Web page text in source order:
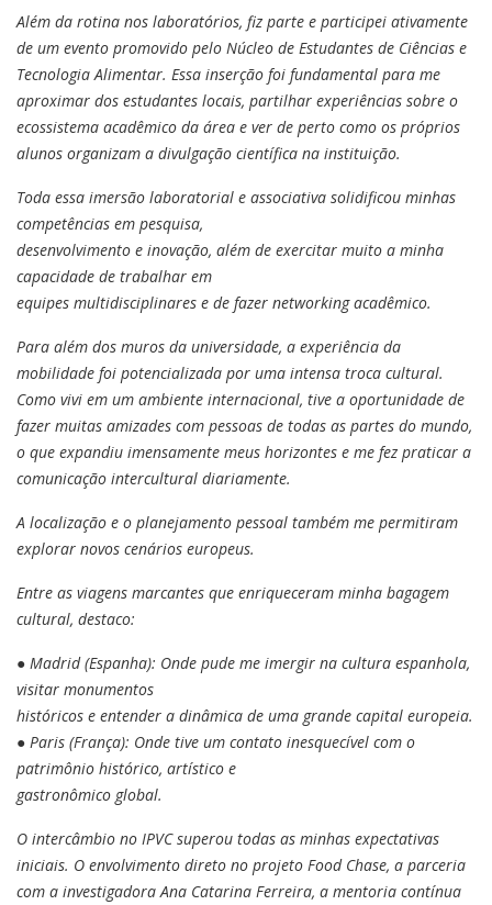
Além da rotina nos laboratórios, fiz parte e participei ativamente
de um evento promovido pelo Núcleo de Estudantes de Ciências e
Tecnologia Alimentar. Essa inserção foi fundamental para me
aproximar dos estudantes locais, partilhar experiências sobre o
ecossistema acadêmico da área e ver de perto como os próprios
alunos organizam a divulgação científica na instituição.
Toda essa imersão laboratorial e associativa solidificou minhas
competências em pesquisa,
desenvolvimento e inovação, além de exercitar muito a minha
capacidade de trabalhar em
equipes multidisciplinares e de fazer networking acadêmico.
Para além dos muros da universidade, a experiência da
mobilidade foi potencializada por uma intensa troca cultural.
Como vivi em um ambiente internacional, tive a oportunidade de
fazer muitas amizades com pessoas de todas as partes do mundo,
o que expandiu imensamente meus horizontes e me fez praticar a
comunicação intercultural diariamente.
A localização e o planejamento pessoal também me permitiram
explorar novos cenários europeus.
Entre as viagens marcantes que enriqueceram minha bagagem
cultural, destaco:
● Madrid (Espanha): Onde pude me imergir na cultura espanhola,
visitar monumentos
históricos e entender a dinâmica de uma grande capital europeia.
● Paris (França): Onde tive um contato inesquecível com o
patrimônio histórico, artístico e
gastronômico global.
O intercâmbio no IPVC superou todas as minhas expectativas
iniciais. O envolvimento direto no projeto Food Chase, a parceria
com a investigadora Ana Catarina Ferreira, a mentoria contínua